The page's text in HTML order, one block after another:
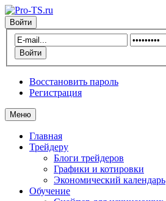
Войти
Восстановить пароль
Регистрация
Меню
Главная
Трейдеру
Блоги трейдеров
Графики и котировки
Экономический календарь
Обучение